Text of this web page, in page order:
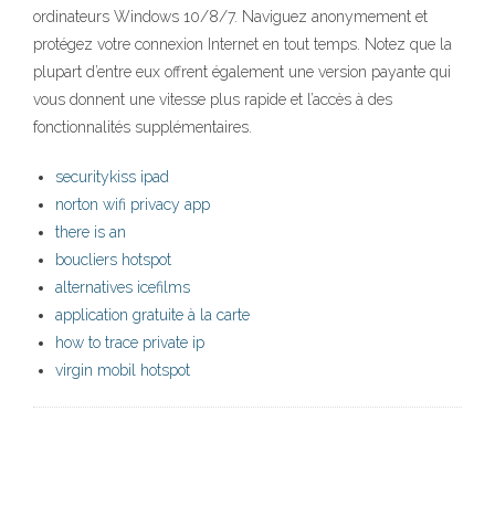
ordinateurs Windows 10/8/7. Naviguez anonymement et
protégez votre connexion Internet en tout temps. Notez que la
plupart d’entre eux offrent également une version payante qui
vous donnent une vitesse plus rapide et l’accès à des
fonctionnalités supplémentaires.
securitykiss ipad
norton wifi privacy app
there is an
boucliers hotspot
alternatives icefilms
application gratuite à la carte
how to trace private ip
virgin mobil hotspot